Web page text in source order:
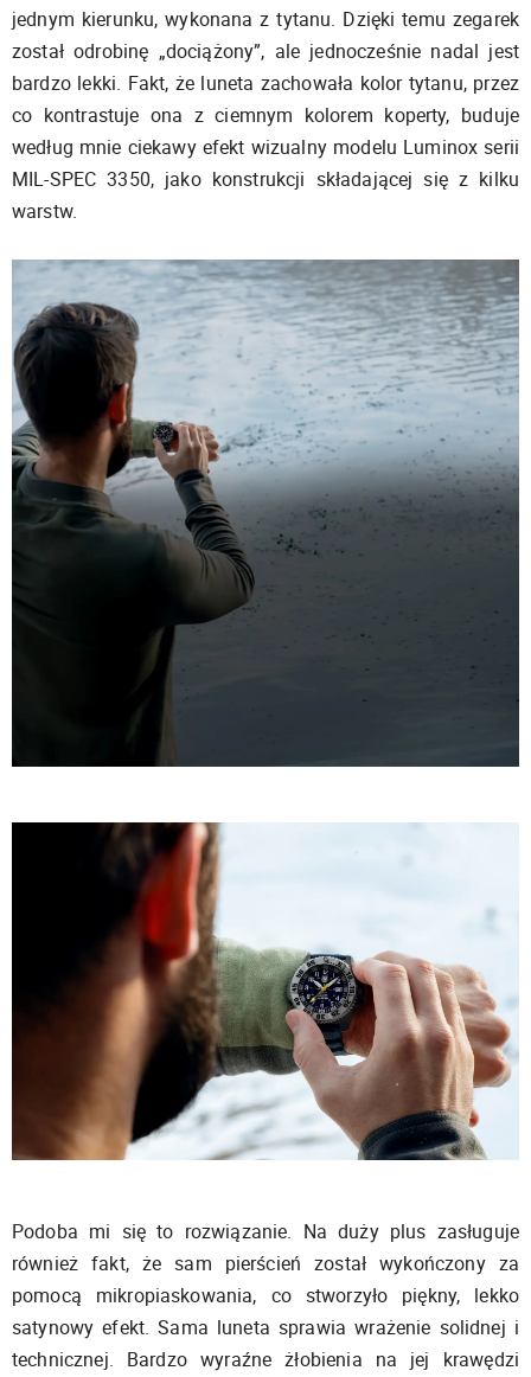
jednym kierunku, wykonana z tytanu. Dzięki temu zegarek
został odrobinę „dociążony”, ale jednocześnie nadal jest
bardzo lekki. Fakt, że luneta zachowała kolor tytanu, przez
co kontrastuje ona z ciemnym kolorem koperty, buduje
według mnie ciekawy efekt wizualny modelu Luminox serii
MIL-SPEC 3350, jako konstrukcji składającej się z kilku
warstw.
Podoba mi się to rozwiązanie. Na duży plus zasługuje
również fakt, że sam pierścień został wykończony za
pomocą mikropiaskowania, co stworzyło piękny, lekko
satynowy efekt. Sama luneta sprawia wrażenie solidnej i
technicznej. Bardzo wyraźne żłobienia na jej krawędzi